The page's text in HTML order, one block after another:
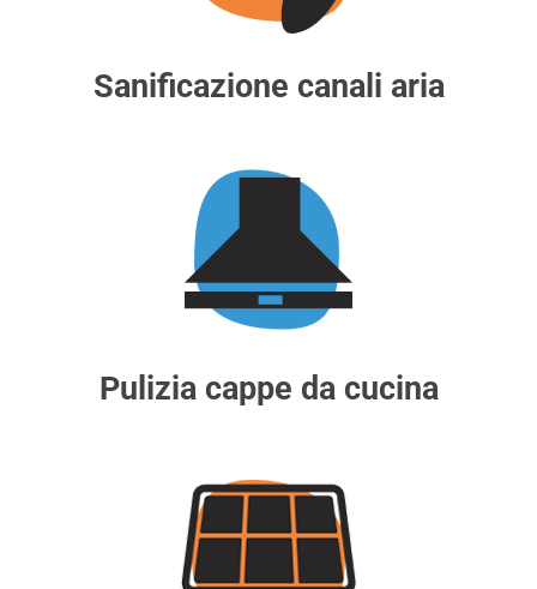
Sanificazione canali aria
Pulizia cappe da cucina